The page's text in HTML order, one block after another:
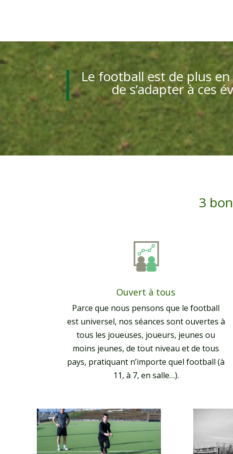
Le football est de plus
de s’adapter à ces
3
Ouvert à tous
Parce que nous pensons que le football
est universel, nos séances sont ouvertes à
tous les joueuses, joueurs, jeunes ou
moins jeunes, de tout niveau et de tous
pays, pratiquant n’importe quel football (à
11, à 7, en salle…).